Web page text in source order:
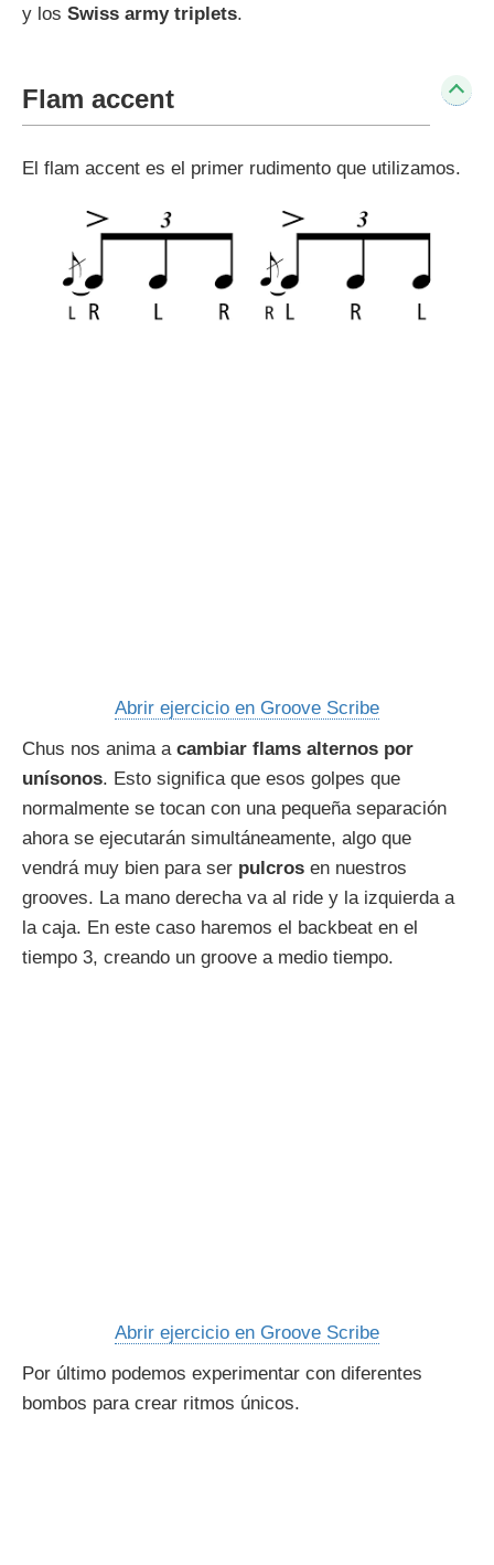
y los Swiss army triplets.
Flam accent
El flam accent es el primer rudimento que utilizamos.
Abrir ejercicio en Groove Scribe
Chus nos anima a cambiar flams alternos por
unísonos. Esto significa que esos golpes que
normalmente se tocan con una pequeña separación
ahora se ejecutarán simultáneamente, algo que
vendrá muy bien para ser pulcros en nuestros
grooves. La mano derecha va al ride y la izquierda a
la caja. En este caso haremos el backbeat en el
tiempo 3, creando un groove a medio tiempo.
Abrir ejercicio en Groove Scribe
Por último podemos experimentar con diferentes
bombos para crear ritmos únicos.